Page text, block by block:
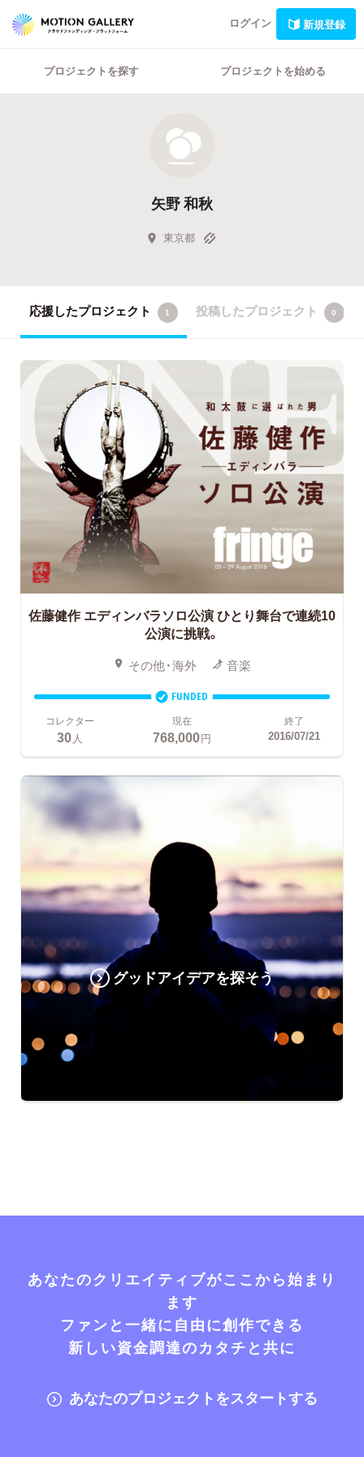
ログイン 新規登録
プロジェクトを探す プロジェクトを始める
矢野 和秋
東京都
応援したプロジェクト 1 投稿したプロジェクト 0
佐藤健作 エディンバラソロ公演 ひとり舞台で連続10
公演に挑戦。
その他・海外 音楽
FUNDED
コレクター
30 人
現在
768,000円
終了
2016/07/21
グッドアイデアを探そう
あなたのクリエイティブがここから始まり
ます
ファンと一緒に自由に創作できる
新しい資金調達のカタチと共に
あなたのプロジェクトをスタートする